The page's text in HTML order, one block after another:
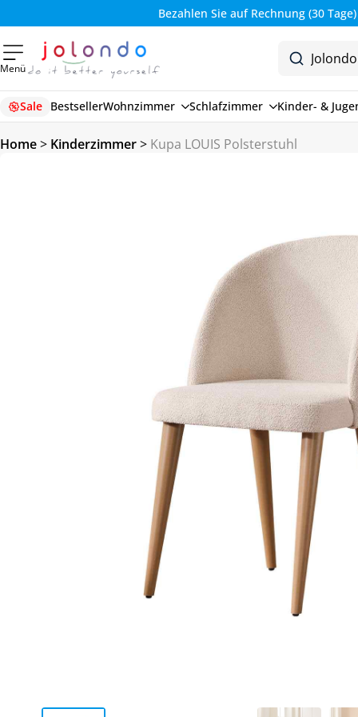
Bezahlen Sie auf Rechnung (30 Tage)
Menü
Sale BestsellerWohnzimmer Schlafzimmer Kinder- &
Home> Kinderzimmer> Kupa LOUIS Polsterstuhl